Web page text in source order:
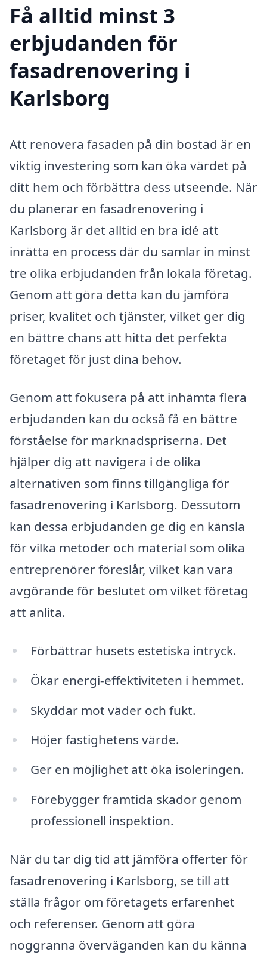
Få alltid minst 3
erbjudanden för
fasadrenovering i
Karlsborg
Att renovera fasaden på din bostad är en
viktig investering som kan öka värdet på
ditt hem och förbättra dess utseende. När
du planerar en fasadrenovering i
Karlsborg är det alltid en bra idé att
inrätta en process där du samlar in minst
tre olika erbjudanden från lokala företag.
Genom att göra detta kan du jämföra
priser, kvalitet och tjänster, vilket ger dig
en bättre chans att hitta det perfekta
företaget för just dina behov.
Genom att fokusera på att inhämta flera
erbjudanden kan du också få en bättre
förståelse för marknadspriserna. Det
hjälper dig att navigera i de olika
alternativen som finns tillgängliga för
fasadrenovering i Karlsborg. Dessutom
kan dessa erbjudanden ge dig en känsla
för vilka metoder och material som olika
entreprenörer föreslår, vilket kan vara
avgörande för beslutet om vilket företag
att anlita.
Förbättrar husets estetiska intryck.
Ökar energi-effektiviteten i hemmet.
Skyddar mot väder och fukt.
Höjer fastighetens värde.
Ger en möjlighet att öka isoleringen.
Förebygger framtida skador genom
professionell inspektion.
När du tar dig tid att jämföra offerter för
fasadrenovering i Karlsborg, se till att
ställa frågor om företagets erfarenhet
och referenser. Genom att göra
noggranna överväganden kan du känna